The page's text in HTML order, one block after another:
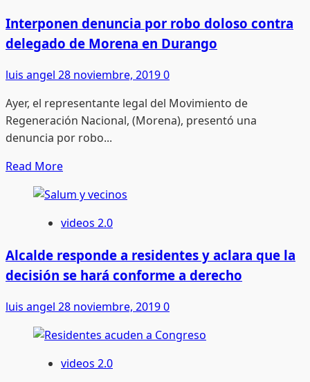
Interponen denuncia por robo doloso contra
delegado de Morena en Durango
luis angel 28 noviembre, 20190
Ayer, el representante legal del Movimiento de
Regeneración Nacional, (Morena), presentó una
denuncia por robo...
Read MoreRead
about
Interponen
por
robo
doloso
contra
de
Morena
en
videos 2.0
Alcalde responde a residentes y aclara que la
decisión se hará conforme a derecho
luis angel 28 noviembre, 20190
videos 2.0